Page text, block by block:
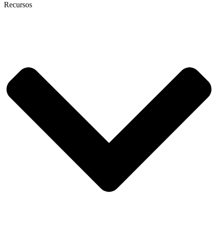
Recursos